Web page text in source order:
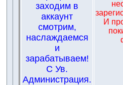
заходим в
аккаунт
смотрим,
наслаждаемся
и
зарабатываем!
С Ув.
Администрация.
И